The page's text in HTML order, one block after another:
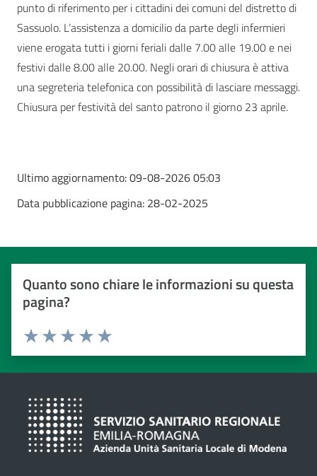
punto di riferimento per i cittadini dei comuni del distretto di
Sassuolo. L’assistenza a domicilio da parte degli infermieri
viene erogata tutti i giorni feriali dalle 7.00 alle 19.00 e nei
festivi dalle 8.00 alle 20.00. Negli orari di chiusura è attiva
una segreteria telefonica con possibilità di lasciare messaggi.
Chiusura per festività del santo patrono il giorno 23 aprile.
Ultimo aggiornamento:09-08-2026 05:03
Data pubblicazione pagina: 28-02-2025
Quanto sono chiare le informazioni su questa
pagina?
Valuta da 1 a 5 stelle
Valuta 5 stelle su 5
Valuta 4 stelle su 5
Valuta 3 stelle su 5
Valuta 2 stelle su 5
Valuta 1 stelle su 5